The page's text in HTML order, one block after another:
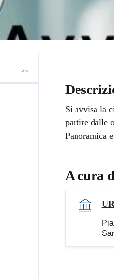
Si avvisa la
partire dalle
Panoramica
A cura